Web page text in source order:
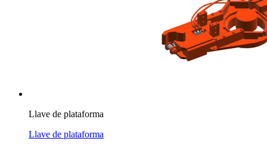
Llave de plataforma
Llave de plataforma